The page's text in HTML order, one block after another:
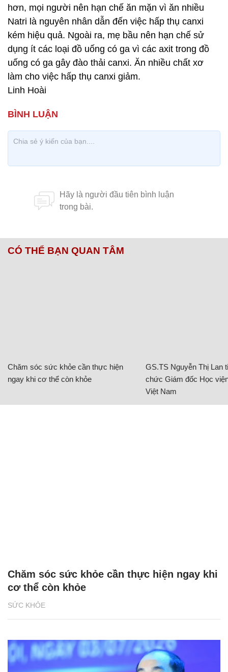
hơn, mọi người nên hạn chế ăn mặn vì ăn nhiều
Natri là nguyên nhân dẫn đến việc hấp thụ canxi
kém hiệu quả. Ngoài ra, mẹ bầu nên hạn chế sử
dụng ít các loại đồ uống có ga vì các axit trong đồ
uống có ga gây đào thải canxi. Ăn nhiều chất xơ
làm cho việc hấp thụ canxi giảm.
Linh Hoài
CÓ THỂ BẠN QUAN TÂM
Chăm sóc sức khỏe cần thực hiện
ngay khi cơ thể còn khỏe
GS.TS Nguyễn Thị Lan
chức Giám đốc Học
Việt Nam
SỨC KHỎE
Chăm sóc sức khỏe cần thực hiện ngay khi
cơ thể còn khỏe